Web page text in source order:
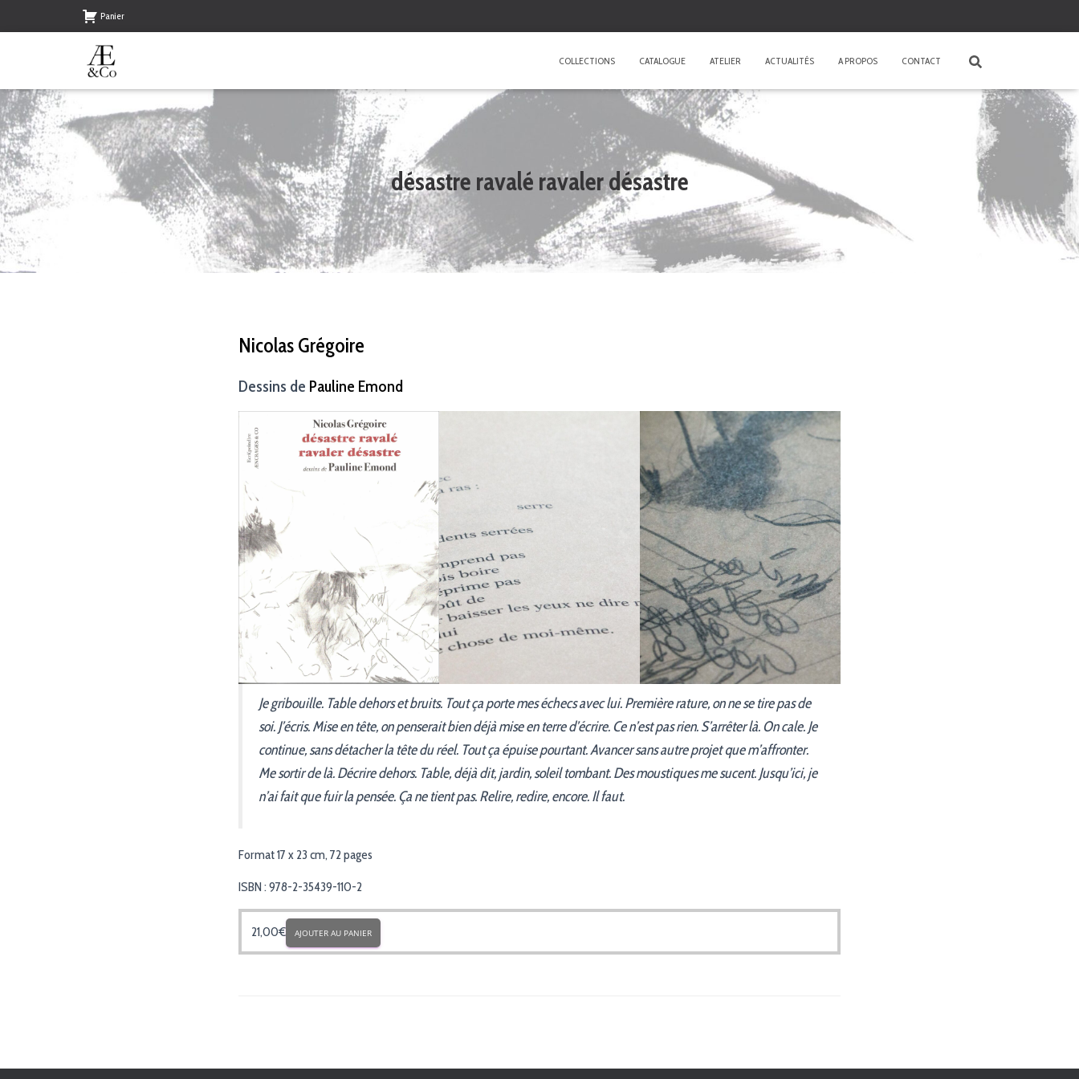
Panier
COLLECTIONS CATALOGUE ATELIER ACTUALITÉS A PROPOS CONTACT
désastre ravalé ravaler désastre
Nicolas Grégoire
Dessins de Pauline Emond
Je gribouille. Table dehors et bruits. Tout ça porte mes échecs avec lui. Première rature, on ne se tire pas de
soi. J’écris. Mise en tête, on penserait bien déjà mise en terre d’écrire. Ce n’est pas rien. S’arrêter là. On cale. Je
continue, sans détacher la tête du réel. Tout ça épuise pourtant. Avancer sans autre projet que m’affronter.
Me sortir de là. Décrire dehors. Table, déjà dit, jardin, soleil tombant. Des moustiques me sucent. Jusqu’ici, je
n’ai fait que fuir la pensée. Ça ne tient pas. Relire, redire, encore. Il faut.
Format 17 x 23 cm, 72 pages
ISBN : 978-2-35439-110-2
21,00€ AJOUTER AU PANIER